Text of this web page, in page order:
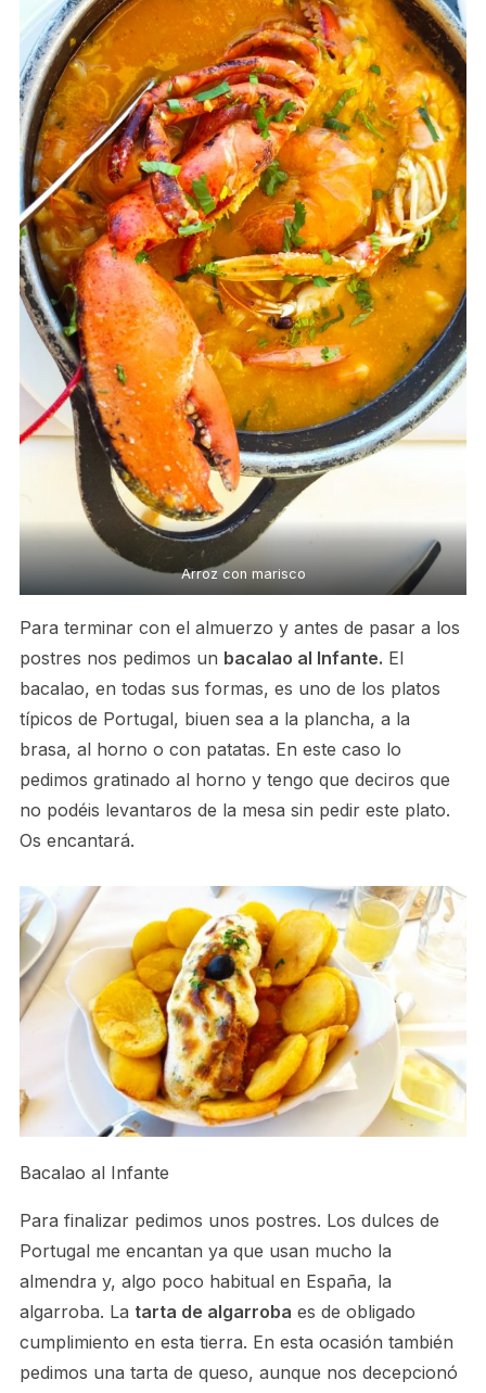
Arroz con marisco
Para terminar con el almuerzo y antes de pasar a los
postres nos pedimos un bacalao al Infante. El
bacalao, en todas sus formas, es uno de los platos
típicos de Portugal, biuen sea a la plancha, a la
brasa, al horno o con patatas. En este caso lo
pedimos gratinado al horno y tengo que deciros que
no podéis levantaros de la mesa sin pedir este plato.
Os encantará.
Bacalao al Infante
Para finalizar pedimos unos postres. Los dulces de
Portugal me encantan ya que usan mucho la
almendra y, algo poco habitual en España, la
algarroba. La tarta de algarroba es de obligado
cumplimiento en esta tierra. En esta ocasión también
pedimos una tarta de queso, aunque nos decepcionó